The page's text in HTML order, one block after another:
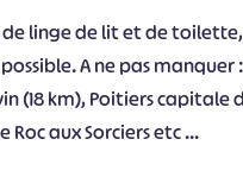
de linge de lit et de
A ne pas
(18 km), Poitiers capitale
Roc aux Sorciers etc ...